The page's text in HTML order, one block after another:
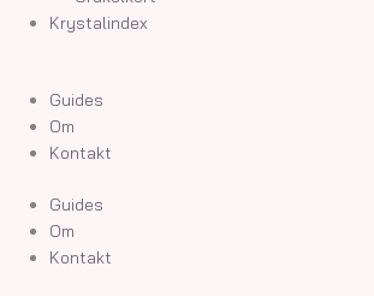
Krystalindex
Guides
Om
Kontakt
Guides
Om
Kontakt